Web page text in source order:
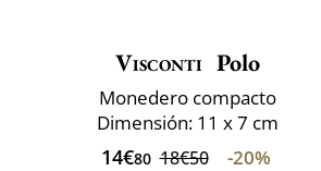
Visconti Polo
Monedero compacto
Dimensión: 11 x 7 cm
14€80 18€50 -20%